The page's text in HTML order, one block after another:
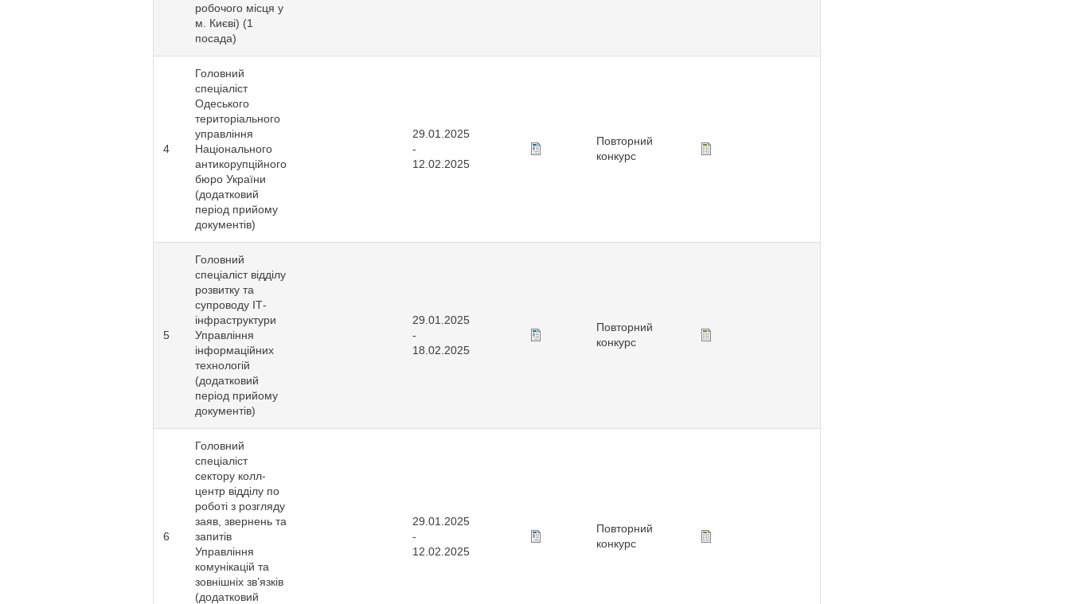
робочого місця у
м. Києві) (1
посада)
4
Головний
спеціаліст
Одеського
територіального
управління
Національного
антикорупційного
бюро України
(додатковий
період прийому
документів)
29.01.2025
-
12.02.2025
Повторний
конкурс
5
Головний
спеціаліст відділу
розвитку та
супроводу ІТ-
інфраструктури
Управління
інформаційних
технологій
(додатковий
період прийому
документів)
29.01.2025
-
18.02.2025
Повторний
конкурс
6
Головний
спеціаліст
сектору колл-
центр відділу по
роботі з розгляду
заяв, звернень та
запитів
Управління
комунікацій та
зовнішніх зв’язків
(додатковий
29.01.2025
-
12.02.2025
Повторний
конкурс